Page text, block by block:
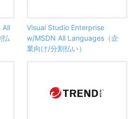
All
払
Visual Studio Enterprise
w/MSDN All Languages（企
業向け/分割払い）